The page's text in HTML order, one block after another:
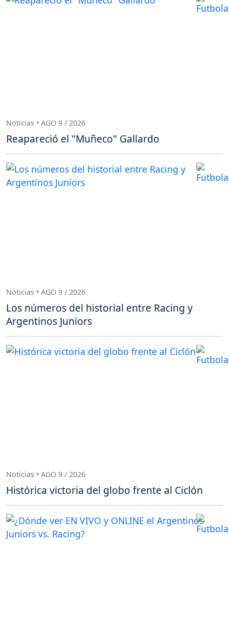
Noticias • AGO 9 / 2026
Reapareció el "Muñeco" Gallardo
Noticias • AGO 9 / 2026
Los números del historial entre Racing y
Argentinos Juniors
Noticias • AGO 9 / 2026
Histórica victoria del globo frente al Ciclón